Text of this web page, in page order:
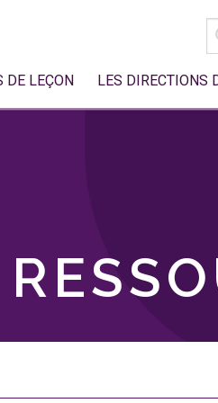
DE LEÇON LES DIRECTIONS